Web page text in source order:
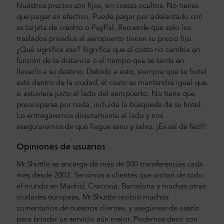
Nuestros precios son fijos, sin costes ocultos. No tienes
que pagar en efectivo. Puede pagar por adelantado con
su tarjeta de crédito o PayPal. Recuerde que solo los
traslados privados al aeropuerto tienen su precio fijo.
¿Qué significa eso? Significa que el costo no cambia en
función de la distancia o el tiempo que se tarda en
llevarlo a su destino. Debido a esto, siempre que su hotel
esté dentro de la ciudad, el costo se mantendrá igual que
si estuviera justo al lado del aeropuerto. No tiene que
preocuparse por nada, incluida la búsqueda de su hotel.
Lo entregaremos directamente al lado y nos
aseguraremos de que llegue sano y salvo. ¡Es así de fácil!
Opiniones de usuarios
Mr.Shuttle se encarga de más de 500 transferencias cada
mes desde 2003. Servimos a clientes que visitan de todo
el mundo en Madrid, Cracovia, Barcelona y muchas otras
ciudades europeas. Mr.Shuttle recibió muchos
comentarios de nuestros clientes, y asegúrese de usarlo
para brindar un servicio aún mejor. Podemos decir con